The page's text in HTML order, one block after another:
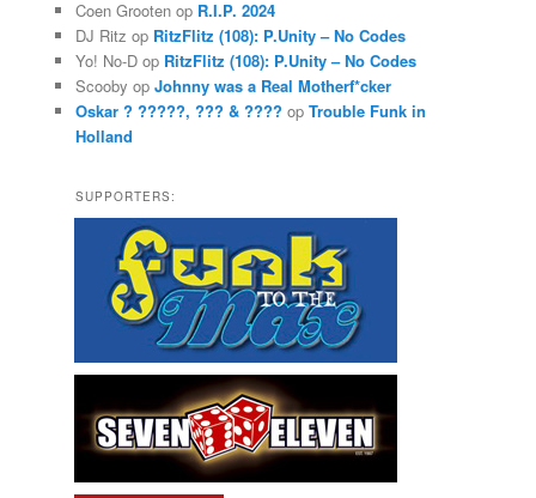
n
Coen Grootenop R.I.P. 2024
DJ Ritz op RitzFlitz (108): P.Unity – No Codes
Yo! No-Dop RitzFlitz (108): P.Unity – No Codes
Scooby op Johnny was a Real Motherf*cker
Oskar ? ?????, ??? & ???? op Trouble Funk in
Holland
SUPPORTERS: